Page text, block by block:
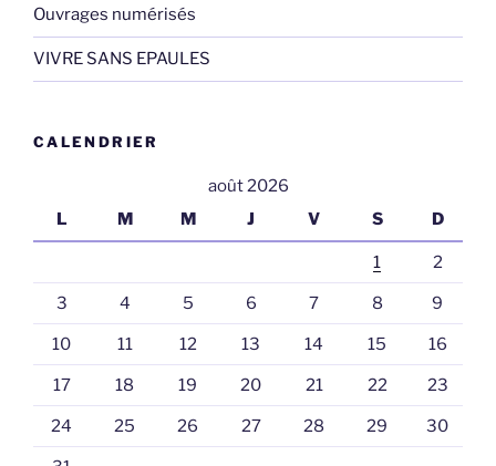
Ouvrages numérisés
VIVRE SANS EPAULES
CALENDRIER
août 2026
L
M M J V S D
1 2
3 4 5 6 7 8 9
10 11 12 13 14 15 16
17 18 19 20 21 22 23
24 25 26 27 28 29 30